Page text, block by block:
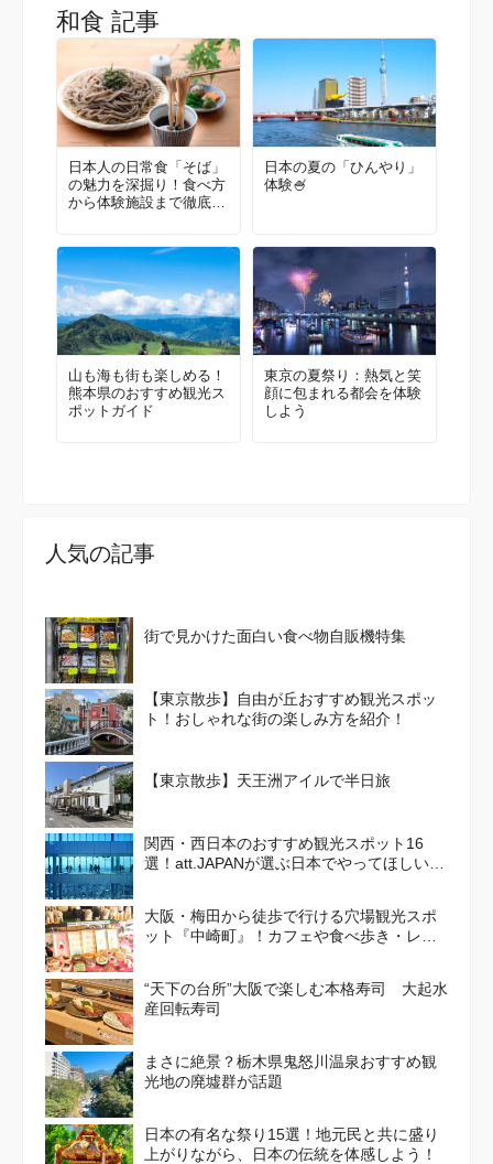
和食 記事
日本人の日常食「そば」
の魅力を深掘り！食べ方
から体験施設まで徹底ガ
日本の夏の「ひんやり」
体験🍧
山も海も街も楽しめる！
熊本県のおすすめ観光ス
ポットガイド
東京の夏祭り：熱気と笑
顔に包まれる都会を体験
しよう
人気の記事
街で見かけた面白い食べ物自販機特集
【東京散歩】自由が丘おすすめ観光スポッ
ト！おしゃれな街の楽しみ方を紹介！
【東京散歩】天王洲アイルで半日旅
関西・西日本のおすすめ観光スポット16
選！att.JAPANが選ぶ日本でやってほしいこ
大阪・梅田から徒歩で行ける穴場観光スポ
ット『中崎町』！カフェや食べ歩き・レト
“天下の台所”大阪で楽しむ本格寿司 大起水
産回転寿司
まさに絶景？栃木県鬼怒川温泉おすすめ観
光地の廃墟群が話題
日本の有名な祭り15選！地元民と共に盛り
上がりながら、日本の伝統を体感しよう！